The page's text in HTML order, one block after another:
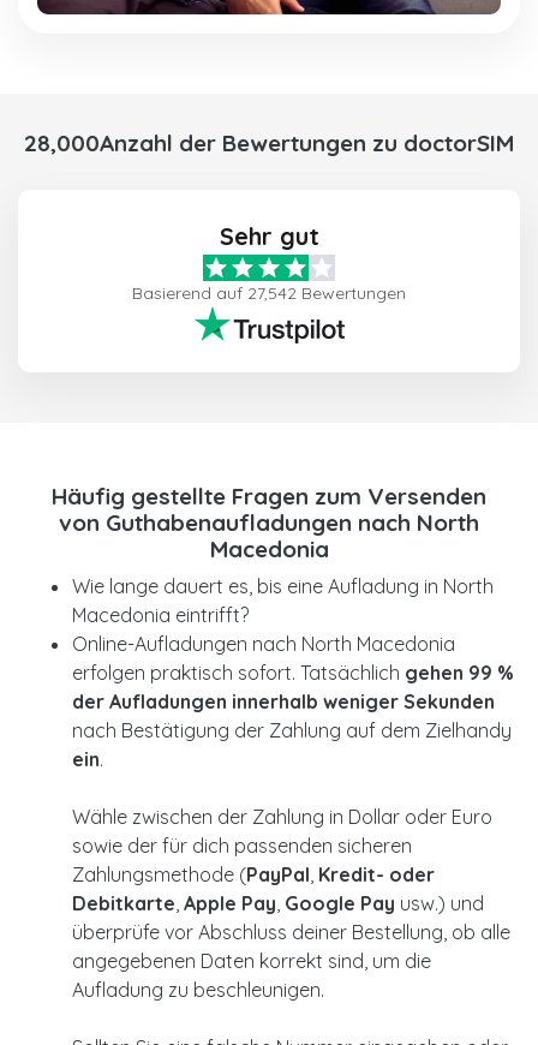
28,000Anzahl der Bewertungen zu doctorSIM
Sehr gut
Basierend auf 27,542 Bewertungen
Häufig gestellte Fragen zum Versenden
von Guthabenaufladungen nach North
Macedonia
Wie lange dauert es, bis eine Aufladung in North
Macedonia eintrifft?
Online-Aufladungen nach North Macedonia
erfolgen praktisch sofort. Tatsächlich gehen 99 %
der Aufladungen innerhalb weniger Sekunden
nach Bestätigung der Zahlung auf dem Zielhandy
ein.
Wähle zwischen der Zahlung in Dollar oder Euro
sowie der für dich passenden sicheren
Zahlungsmethode (PayPal Kredit- oder
Debitkarte Apple Pay Google Pay usw.) und
überprüfe vor Abschluss deiner Bestellung, ob alle
angegebenen Daten korrekt sind, um die
Aufladung zu beschleunigen.